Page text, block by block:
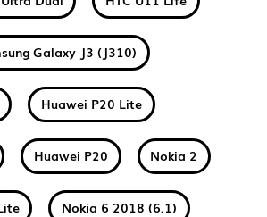
Galaxy J3 (J310)
Huawei P20 Lite
Huawei P20 Nokia 2
Nokia 6 2018 (6.1)